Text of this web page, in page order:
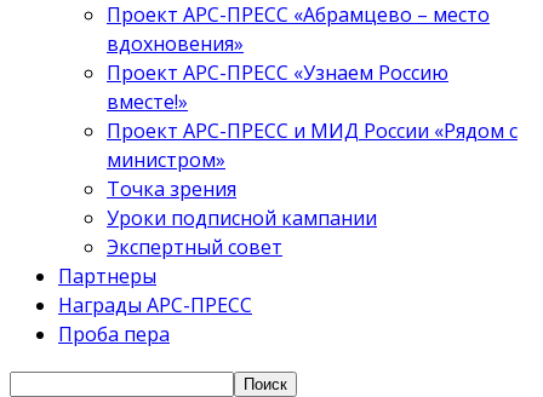
Проект АРС-ПРЕСС «Абрамцево – место
вдохновения»
Проект АРС-ПРЕСС «Узнаем Россию
вместе!»
Проект АРС-ПРЕСС и МИД России «Рядом с
министром»
Точка зрения
Уроки подписной кампании
Экспертный совет
Партнеры
Награды АРС-ПРЕСС
Проба пера